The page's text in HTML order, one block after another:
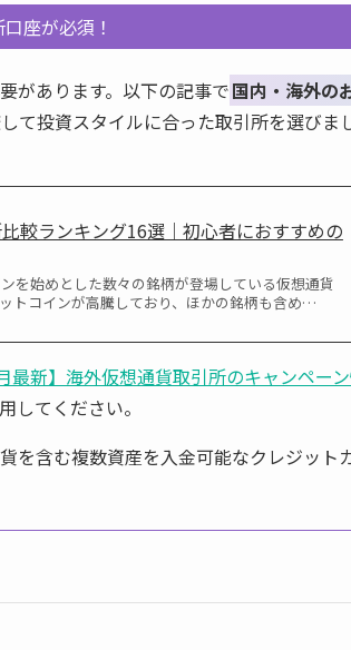
座が必須！
があります。以下の記事で国内・海外の
て投資スタイルに合った取引所を選びま
較ランキング16選｜初心者におすすめの
を始めとした数々の銘柄が登場している仮想通貨
トコインが高騰しており、ほかの銘柄も含め…
最新】海外仮想通貨取引所のキャンペー
してください。
を含む複数資産を入金可能なクレジット